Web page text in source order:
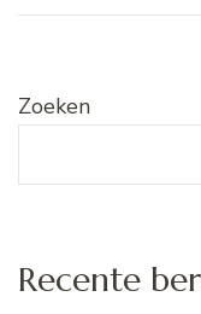
Zoeken
Recente